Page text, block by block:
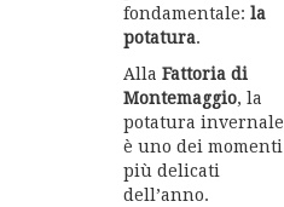
fondamentale: la
potatura.
Alla Fattoria di
Montemaggio, la
potatura invernale
è uno dei momenti
più delicati
dell’anno.